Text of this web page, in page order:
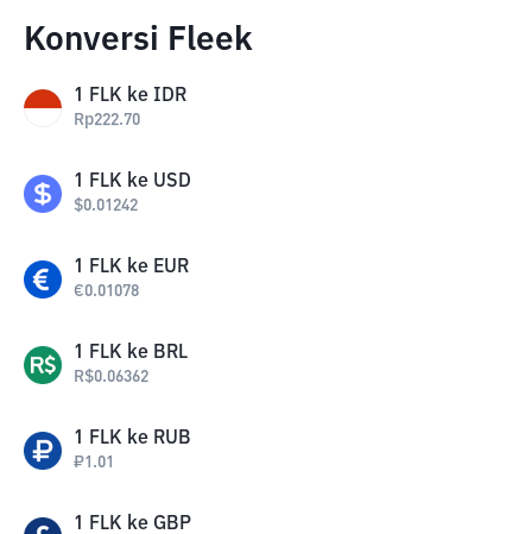
Konversi Fleek
1 FLK ke IDR
Rp222.70
1 FLK ke USD
$0.01242
1 FLK ke EUR
€0.01078
1 FLK ke BRL
R$0.06362
1 FLK ke RUB
₽1.01
1 FLK ke GBP